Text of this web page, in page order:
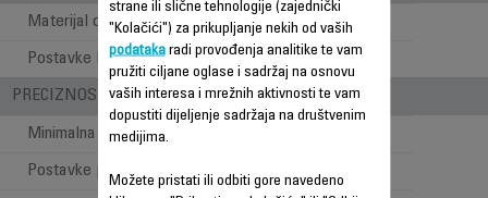
Materijal oštrice Stainless steel
Postavke brzine 1
PRECIZNOST
Minimalna dužina šišanja
Postavke preciznosti 1 mm
strane ili slične tehnologije (zajednički
"Kolačići") za prikupljanje nekih od vaših
podatakaradi provođenja analitike te vam
pružiti ciljane oglase i sadržaj na osnovu
vaših interesa i mrežnih aktivnosti te vam
dopustiti dijeljenje sadržaja na društvenim
medijima.
Možete pristati ili odbiti gore navedeno